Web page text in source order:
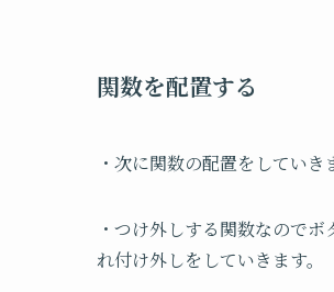
関数を配置する
・次に関数の配置をしていき
・つけ外しする関数なので
れ付け外しをしていきます。